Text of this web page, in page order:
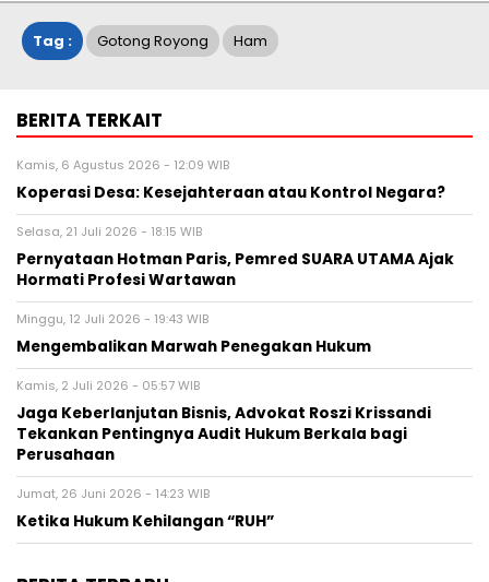
Tag : Gotong Royong Ham
BERITA TERKAIT
Kamis, 6 Agustus 2026 - 12:09 WIB
Koperasi Desa: Kesejahteraan atau Kontrol Negara?
Selasa, 21 Juli 2026 - 18:15 WIB
Pernyataan Hotman Paris, Pemred SUARA UTAMA Ajak
Hormati Profesi Wartawan
Minggu, 12 Juli 2026 - 19:43 WIB
Mengembalikan Marwah Penegakan Hukum
Kamis, 2 Juli 2026 - 05:57 WIB
Jaga Keberlanjutan Bisnis, Advokat Roszi Krissandi
Tekankan Pentingnya Audit Hukum Berkala bagi
Perusahaan
Jumat, 26 Juni 2026 - 14:23 WIB
Ketika Hukum Kehilangan “RUH”